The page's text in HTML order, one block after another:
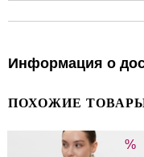
Информация о
ПОХОЖИЕ
%